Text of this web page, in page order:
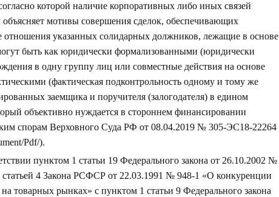
которой наличие корпоративных либо иных связей
мотивы совершения сделок, обеспечивающих
отношения указанных солидарных должников, лежащие в основе
быть как юридически формализованными (юридически
в одну группу лиц или совместные действия на основе
(фактическая подконтрольность одному и тому же
заемщика и поручителя (залогодателя) в едином
объективно нуждается в стороннем финансировании
спорам Верховного Суда РФ от 08.04.2019 № 305-ЭС18-22264
Pdf/).
пунктом 1 статьи 19 Федерального закона от 26.10.2002 №
статьей 4 Закона РСФСР от 22.03.1991 № 948-1 «О конкуренции
товарных рынках» с пунктом 1 статьи 9 Федерального закона